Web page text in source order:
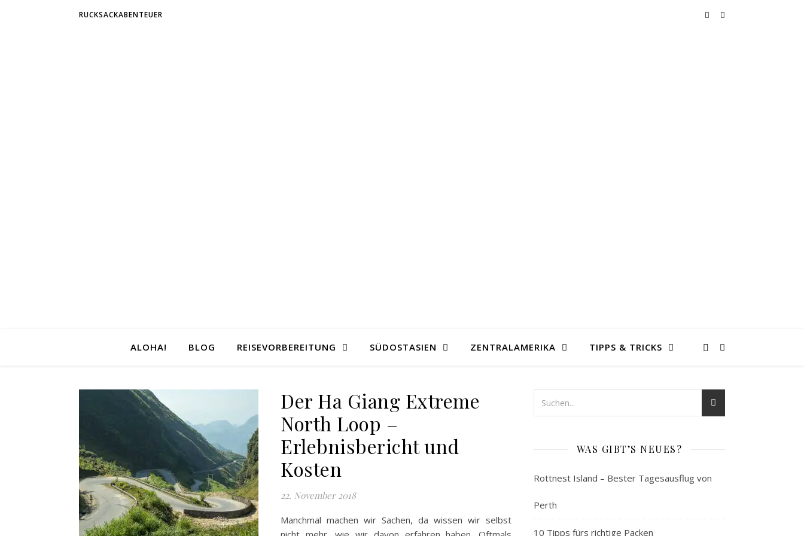
RUCKSACKABENTEUER
ALOHA! BLOG REISEVORBEREITUNG SÜDOSTASIEN ZENTRALAMERIKA TIPPS & TRICKS
Der Ha Giang Extreme
North Loop –
Erlebnisbericht und
Kosten
22. November 2018
Manchmal machen wir Sachen, da wissen wir selbst
WAS GIBT’S NEUES?
Rottnest Island – Bester Tagesausflug von
Perth
10 Tipps fürs richtige Packen